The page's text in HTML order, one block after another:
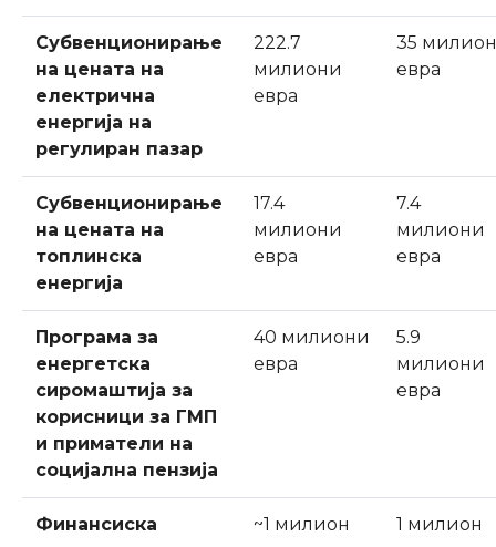
Субвенционирање
на цената на
електрична
енергија на
регулиран пазар
222.7
милиони
евра
35
евра
Субвенционирање
на цената на
топлинска
енергија
17.4
милиони
евра
7.4
милиони
евра
Програма за
енергетска
сиромаштија за
корисници за ГМП
и приматели на
социјална пензија
40 милиони
евра
5.9
милиони
евра
Финансиска
~1 милион
1 милион